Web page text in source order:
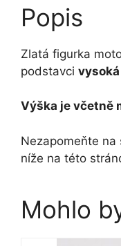
Popis
Zlatá figurka
podstavci vysoká
Výška je včetně
Nezapomeňte
níže na této
Mohlo